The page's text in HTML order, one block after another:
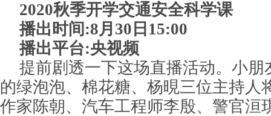
2020秋季开学交通安全科学课
播出时间:8月30日15:00
播出平台:央视频
提前剧透一下这场直播活动。小朋
的绿泡泡、棉花糖、杨晛三位主持人
作家陈朝、汽车工程师李殷、警官洹